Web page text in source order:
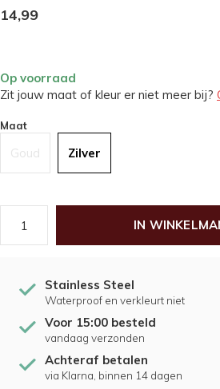
14,99
Op voorraad
Zit jouw maat of kleur er niet meer bij?
Maat
Goud Zilver
IN
Stainless Steel
Waterproof en verkleurt niet
Voor 15:00 besteld
vandaag verzonden
Achteraf betalen
via Klarna, binnen 14 dagen